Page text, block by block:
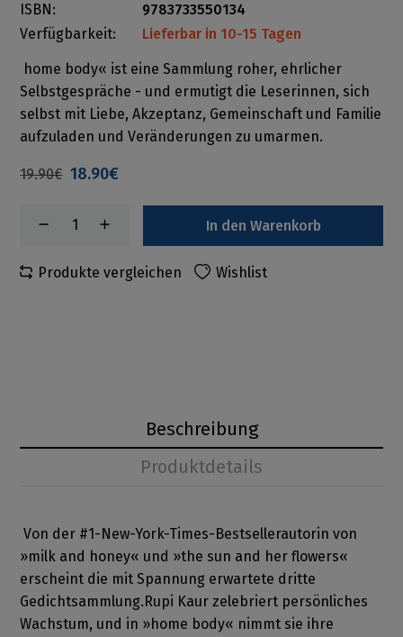
ISBN:
9783733550134
Verfügbarkeit:
Lieferbar in 10-15 Tagen
home body« ist eine Sammlung roher, ehrlicher
Selbstgespräche - und ermutigt die Leserinnen, sich
selbst mit Liebe, Akzeptanz, Gemeinschaft und Familie
aufzuladen und Veränderungen zu umarmen.
19.90€ 18.90€
In den Warenkorb
Produkte vergleichen Wishlist
Beschreibung
Produktdetails
Von der #1-New-York-Times-Bestsellerautorin von
»milk and honey« und »the sun and her flowers«
erscheint die mit Spannung erwartete dritte
Gedichtsammlung.Rupi Kaur zelebriert persönliches
Wachstum, und in »home body« nimmt sie ihre